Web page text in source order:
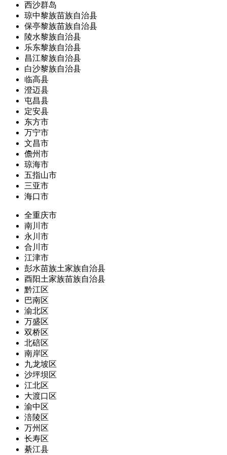
西沙群岛
琼中黎族苗族自治县
保亭黎族苗族自治县
陵水黎族自治县
乐东黎族自治县
昌江黎族自治县
白沙黎族自治县
临高县
澄迈县
屯昌县
定安县
东方市
万宁市
文昌市
儋州市
琼海市
五指山市
三亚市
海口市
全重庆市
南川市
永川市
合川市
江津市
彭水苗族土家族自治县
酉阳土家族苗族自治县
黔江区
巴南区
渝北区
万盛区
双桥区
北碚区
南岸区
九龙坡区
沙坪坝区
江北区
大渡口区
渝中区
涪陵区
万州区
长寿区
綦江县